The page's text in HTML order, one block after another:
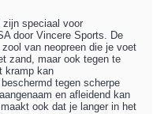
speciaal voor
door Vincere Sports. De
van neopreen die je voet
zand, maar ook tegen te
kramp kan
tegen scherpe
en afleidend kan
ook dat je langer in het